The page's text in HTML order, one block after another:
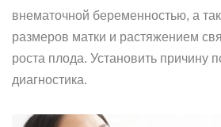
внематочной беременностью, а
размеров матки и растяжением
роста плода. Установить причину
диагностика.